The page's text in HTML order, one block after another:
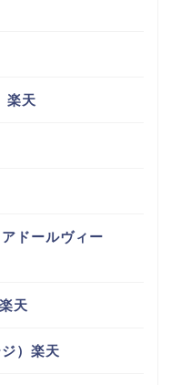
楽天
ドールヴィー
天
）楽天